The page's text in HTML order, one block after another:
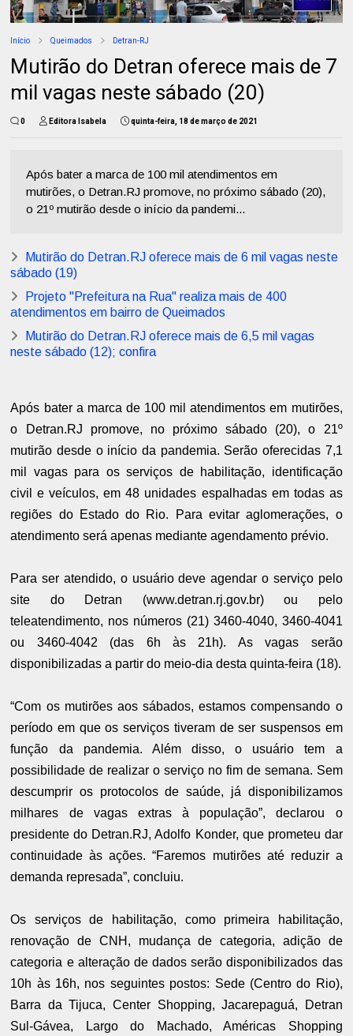
Início Queimados Detran-RJ
Mutirão do Detran oferece mais de 7
mil vagas neste sábado (20)
0 Editora Isabela quinta-feira, 18 de março de 2021
Após bater a marca de 100 mil atendimentos em
mutirões, o Detran.RJ promove, no próximo sábado (20),
o 21º mutirão desde o início da pandemi...
Mutirão do Detran.RJ oferece mais de 6 mil vagas neste
sábado (19)
Projeto "Prefeitura na Rua" realiza mais de 400
atendimentos em bairro de Queimados
Mutirão do Detran.RJ oferece mais de 6,5 mil vagas
neste sábado (12); confira
Após bater a marca de 100 mil atendimentos em mutirões,
o Detran.RJ promove, no próximo sábado (20), o 21º
mutirão desde o início da pandemia. Serão oferecidas 7,1
mil vagas para os serviços de habilitação, identificação
civil e veículos, em 48 unidades espalhadas em todas as
regiões do Estado do Rio. Para evitar aglomerações, o
atendimento será apenas mediante agendamento prévio.
Para ser atendido, o usuário deve agendar o serviço pelo
site do Detran (www.detran.rj.gov.br) ou pelo
teleatendimento, nos números (21) 3460-4040, 3460-4041
ou 3460-4042 (das 6h às 21h). As vagas serão
disponibilizadas a partir do meio-dia desta quinta-feira (18).
“Com os mutirões aos sábados, estamos compensando o
período em que os serviços tiveram de ser suspensos em
função da pandemia. Além disso, o usuário tem a
possibilidade de realizar o serviço no fim de semana. Sem
descumprir os protocolos de saúde, já disponibilizamos
milhares de vagas extras à população”, declarou o
presidente do Detran.RJ, Adolfo Konder, que prometeu dar
continuidade às ações. “Faremos mutirões até reduzir a
demanda represada”, concluiu.
Os serviços de habilitação, como primeira habilitação,
renovação de CNH, mudança de categoria, adição de
categoria e alteração de dados serão disponibilizados das
10h às 16h, nos seguintes postos: Sede (Centro do Rio),
Barra da Tijuca, Center Shopping, Jacarepaguá, Detran
Sul-Gávea, Largo do Machado, Américas Shopping